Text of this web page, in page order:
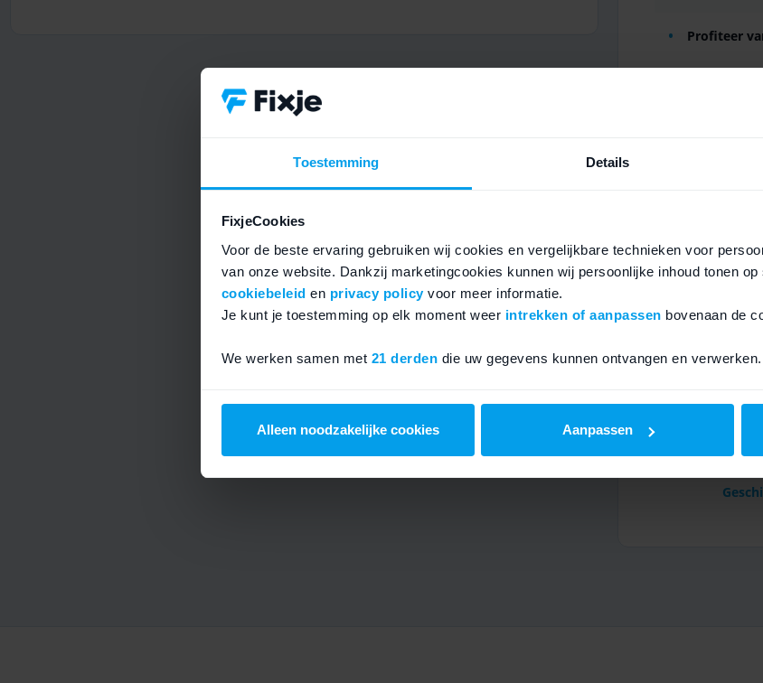
Toestemming Details
FixjeCookies
Voor de beste ervaring gebruiken wij cookies en vergelijkbare technieken voor
van onze website. Dankzij marketingcookies kunnen wij persoonlijke inhoud tonen
cookiebeleid en privacy policyvoor meer informatie.
Je kunt je toestemming op elk moment weer intrekken of aanpassen bovenaan de
We werken samen met 21 derden die uw gegevens kunnen ontvangen en verwerken.
Alleen noodzakelijke cookies Aanpassen
Profiteer
Heb je vragen